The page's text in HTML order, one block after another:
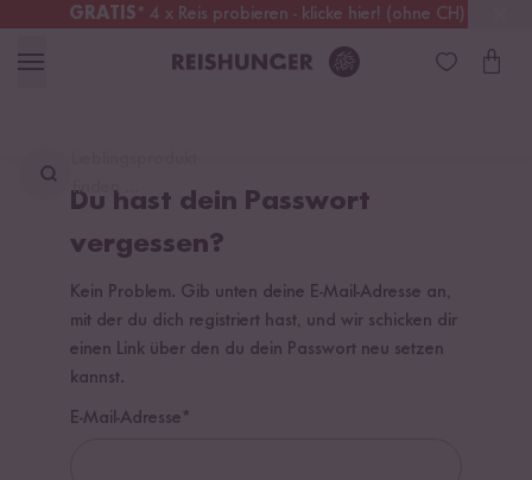
GRATIS* 4 x Reis probieren - klicke hier! (ohne CH)
Deutschland Kostenloser Versand
finden ...
Du hast dein Passwort
vergessen?
Kein Problem. Gib unten deine E-Mail-Adresse an,
mit der du dich registriert hast, und wir schicken dir
einen Link über den du dein Passwort neu setzen
kannst.
E-Mail-Adresse*